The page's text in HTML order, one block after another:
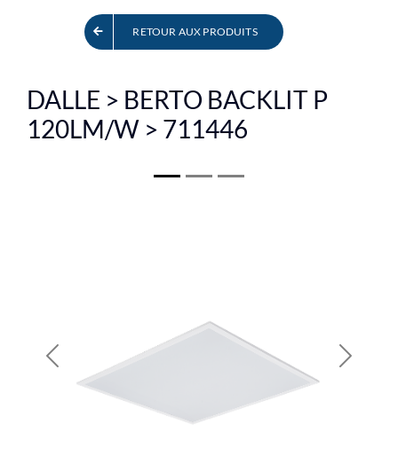
DALLE > BERTO BACKLIT P
120LM/W > 711446
RETOUR AUX PRODUITS
Previous Next